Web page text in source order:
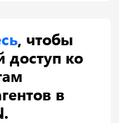
, чтобы
доступ ко
в